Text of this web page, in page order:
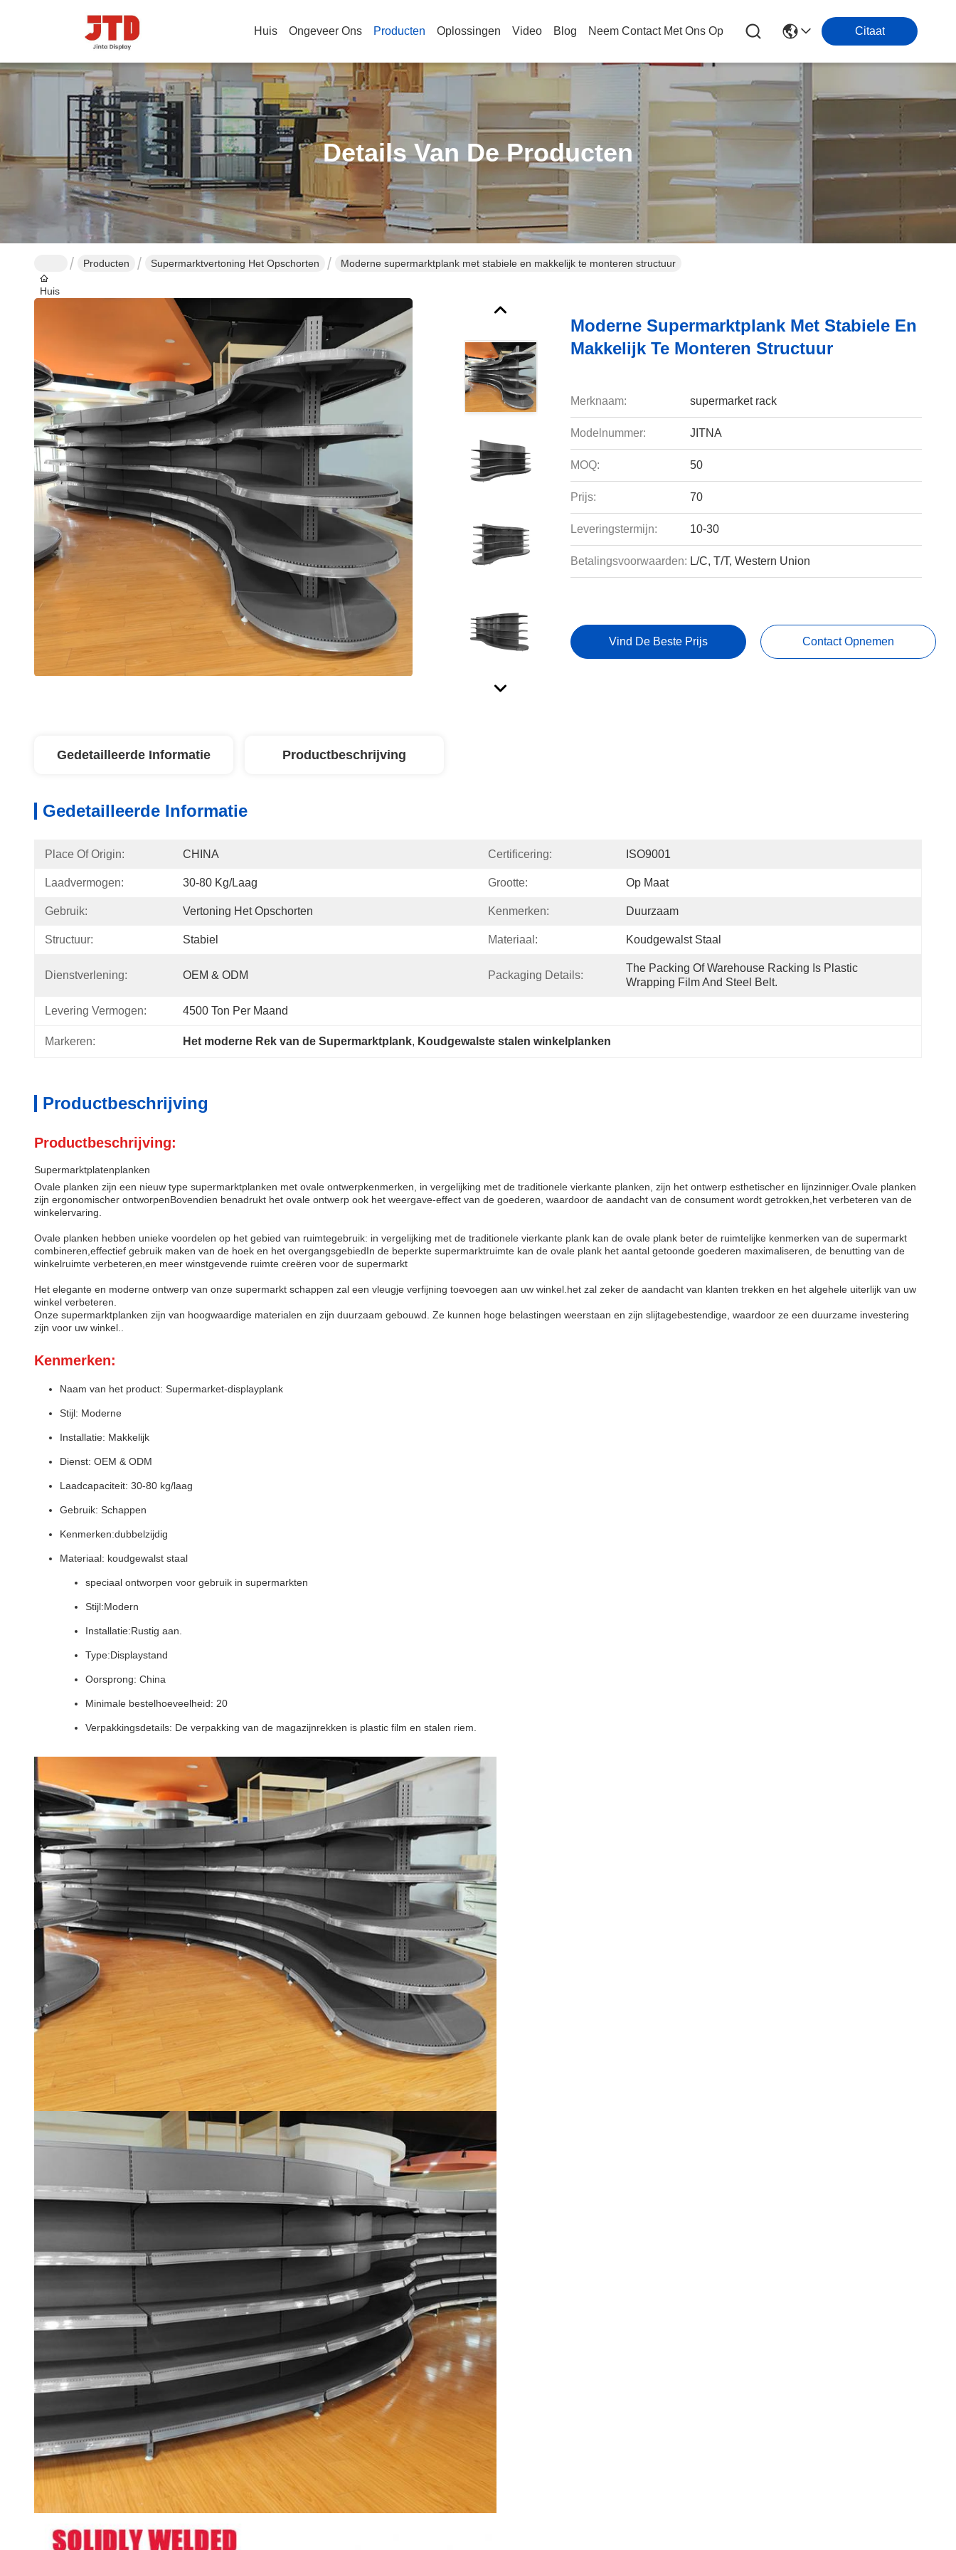
Huis Ongeveer Ons Producten Oplossingen Video Blog Neem Contact Met Ons Op Citaat
Details Van De Producten
Huis
Producten Supermarktvertoning Het Opschorten Moderne supermarktplank met stabiele en makkelijk te monteren structuur
Moderne Supermarktplank Met Stabiele En
Makkelijk Te Monteren Structuur
Merknaam: supermarket rack
Modelnummer: JITNA
MOQ: 50
Prijs: 70
Leveringstermijn: 10-30
Betalingsvoorwaarden: L/C, T/T, Western Union
Vind De Beste Prijs Contact Opnemen
Gedetailleerde Informatie Productbeschrijving
Gedetailleerde Informatie
Place Of Origin: CHINA Certificering: ISO9001
Laadvermogen: 30-80 Kg/laag Grootte: Op Maat
Gebruik: Vertoning Het Opschorten Kenmerken: Duurzaam
Structuur: Stabiel Materiaal: Koudgewalst Staal
Dienstverlening: OEM & ODM Packaging Details:
The Packing Of Warehouse Racking Is Plastic
Wrapping Film And Steel Belt.
Levering Vermogen: 4500 Ton Per Maand
Markeren: Het moderne Rek van de Supermarktplank, Koudgewalste stalen winkelplanken
Productbeschrijving
Productbeschrijving:
Supermarktplatenplanken
Ovale planken zijn een nieuw type supermarktplanken met ovale ontwerpkenmerken, in vergelijking met de traditionele vierkante planken, zijn het ontwerp esthetischer en lijnzinniger.Ovale planken
zijn ergonomischer ontworpenBovendien benadrukt het ovale ontwerp ook het weergave-effect van de goederen, waardoor de aandacht van de consument wordt getrokken,het verbeteren van de
winkelervaring.
Ovale planken hebben unieke voordelen op het gebied van ruimtegebruik: in vergelijking met de traditionele vierkante plank kan de ovale plank beter de ruimtelijke kenmerken van de supermarkt
combineren,effectief gebruik maken van de hoek en het overgangsgebiedIn de beperkte supermarktruimte kan de ovale plank het aantal getoonde goederen maximaliseren, de benutting van de
winkelruimte verbeteren,en meer winstgevende ruimte creëren voor de supermarkt
Het elegante en moderne ontwerp van onze supermarkt schappen zal een vleugje verfijning toevoegen aan uw winkel.het zal zeker de aandacht van klanten trekken en het algehele uiterlijk van uw
winkel verbeteren.
Onze supermarktplanken zijn van hoogwaardige materialen en zijn duurzaam gebouwd. Ze kunnen hoge belastingen weerstaan en zijn slijtagebestendige, waardoor ze een duurzame investering
zijn voor uw winkel..
Kenmerken:
Naam van het product: Supermarket-displayplank
Stijl: Moderne
Installatie: Makkelijk
Dienst: OEM & ODM
Laadcapaciteit: 30-80 kg/laag
Gebruik: Schappen
Kenmerken:dubbelzijdig
Materiaal: koudgewalst staal
speciaal ontworpen voor gebruik in supermarkten
Stijl:Modern
Installatie:Rustig aan.
Type:Displaystand
Oorsprong: China
Minimale bestelhoeveelheid: 20
Verpakkingsdetails: De verpakking van de magazijnrekken is plastic film en stalen riem.